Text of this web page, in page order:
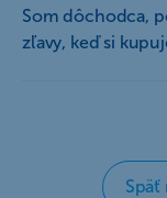
Som dôchodca,
zľavy, keď si
Späť